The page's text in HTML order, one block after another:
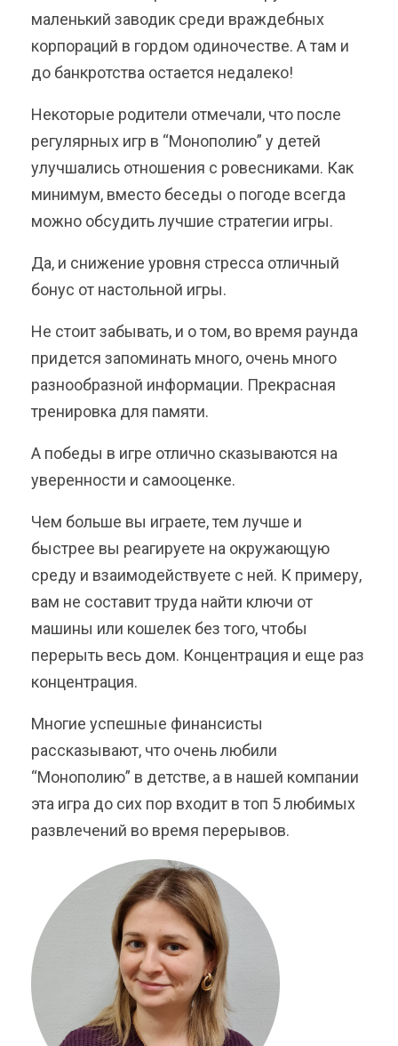
маленький заводик среди враждебных
корпораций в гордом одиночестве. А там и
до банкротства остается недалеко!
Некоторые родители отмечали, что после
регулярных игр в “Монополию” у детей
улучшались отношения с ровесниками. Как
минимум, вместо беседы о погоде всегда
можно обсудить лучшие стратегии игры.
Да, и снижение уровня стресса отличный
бонус от настольной игры.
Не стоит забывать, и о том, во время раунда
придется запоминать много, очень много
разнообразной информации. Прекрасная
тренировка для памяти.
А победы в игре отлично сказываются на
уверенности и самооценке.
Чем больше вы играете, тем лучше и
быстрее вы реагируете на окружающую
среду и взаимодействуете с ней. К примеру,
вам не составит труда найти ключи от
машины или кошелек без того, чтобы
перерыть весь дом. Концентрация и еще раз
концентрация.
Многие успешные финансисты
рассказывают, что очень любили
“Монополию” в детстве, а в нашей компании
эта игра до сих пор входит в топ 5 любимых
развлечений во время перерывов.